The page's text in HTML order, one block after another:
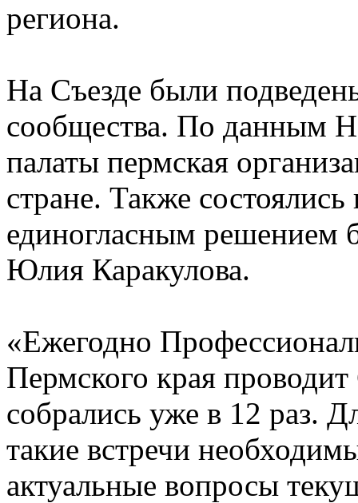
региона.
На Съезде были
сообщества. По данным
палаты пермская
стране. Также
единогласным решением
Юлия Каракулова.
«Ежегодно
Пермского края
собрались уже в 12 раз.
такие встречи
актуальные вопросы